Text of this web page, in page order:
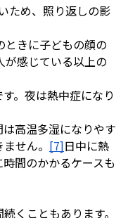
ため、照り返しの影
きに子どもの顔の
感じている以上の
。夜は熱中症になり
高温多湿になりやす
せん。 [7]日中に熱
間のかかるケースも
くこともあります。